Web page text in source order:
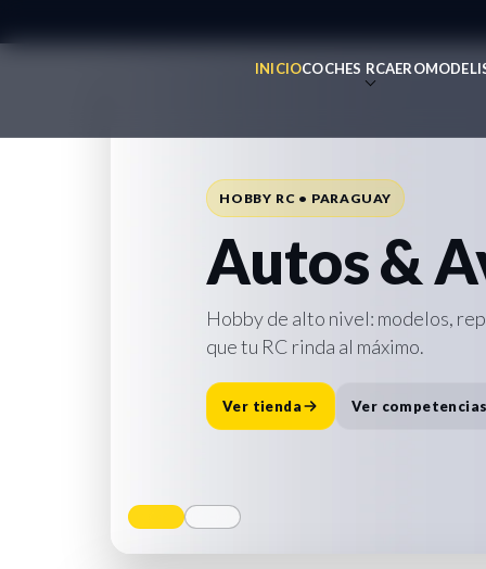
INICIOCOCHES RC
HOBBY RC • PARAGUAY
Autos &
Hobby de alto nivel: modelos,
que tu RC rinda al máximo.
Ver tienda Ver competencias
REPUESTOS • ACCESORIOS •
Todo para
Destacado:Cargador Traxxas
rápida y lista para la pista.